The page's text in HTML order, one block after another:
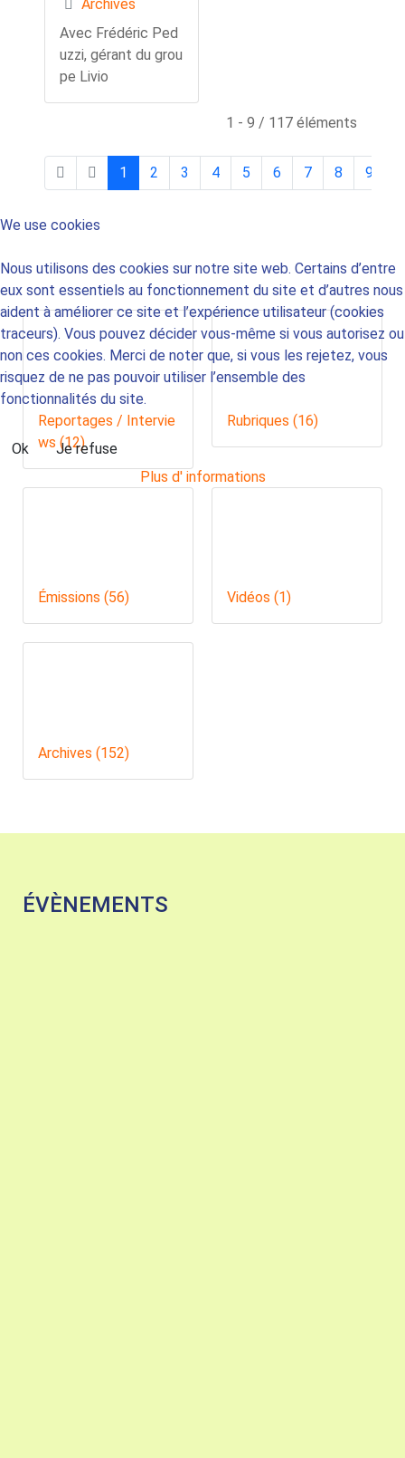
Archives
Avec Frédéric Ped
uzzi, gérant du grou
pe Livio
1 - 9 / 117 éléments
1 2 3 4 5 6 7 8 9
Reportages / Intervie
ws (12)
Rubriques (16)
Émissions (56) Vidéos (1)
Archives (152)
ÉVÈNEMENTS
We use cookies
Nous utilisons des cookies sur notre site web. Certains d’entre
eux sont essentiels au fonctionnement du site et d’autres nous
aident à améliorer ce site et l’expérience utilisateur (cookies
traceurs). Vous pouvez décider vous-même si vous autorisez ou
non ces cookies. Merci de noter que, si vous les rejetez, vous
risquez de ne pas pouvoir utiliser l’ensemble des
fonctionnalités du site.
Ok
Je refuse
Plus d' informations